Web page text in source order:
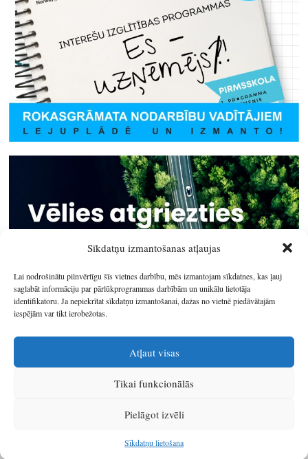
Sīkdatņu izmantošanas atļaujas
Lai nodrošinātu pilnvērtīgu šīs vietnes darbību, mēs izmantojam sīkdatnes, kas ļauj
saglabāt informāciju par pārlūkprogrammas darbībām un unikālu lietotāja
identifikatoru. Ja nepiekrītat sīkdatņu izmantošanai, dažas no vietnē piedāvātajām
iespējām var tikt ierobežotas.
Atļaut visas
Tikai funkcionālās
Pielāgot izvēli
Sīkdatņu lietošana
IzstrādātājsSIA Info